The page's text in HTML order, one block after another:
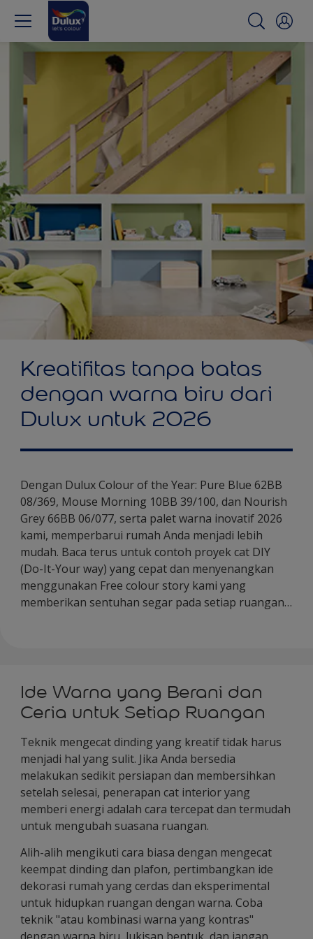
Kreatifitas tanpa batas
dengan warna biru dari
Dulux untuk 2026
Dengan Dulux Colour of the Year: Pure Blue 62BB
08/369, Mouse Morning 10BB 39/100, dan Nourish
Grey 66BB 06/077, serta palet warna inovatif 2026
kami, memperbarui rumah Anda menjadi lebih
mudah. Baca terus untuk contoh proyek cat DIY
(Do-It-Your way) yang cepat dan menyenangkan
menggunakan Free colour story kami yang
memberikan sentuhan segar pada setiap ruangan…
Ide Warna yang Berani dan
Ceria untuk Setiap Ruangan
Teknik mengecat dinding yang kreatif tidak harus
menjadi hal yang sulit. Jika Anda bersedia
melakukan sedikit persiapan dan membersihkan
setelah selesai, penerapan cat interior yang
memberi energi adalah cara tercepat dan termudah
untuk mengubah suasana ruangan.
Alih-alih mengikuti cara biasa dengan mengecat
keempat dinding dan plafon, pertimbangkan ide
dekorasi rumah yang cerdas dan eksperimental
untuk hidupkan ruangan dengan warna. Coba
teknik "atau kombinasi warna yang kontras"